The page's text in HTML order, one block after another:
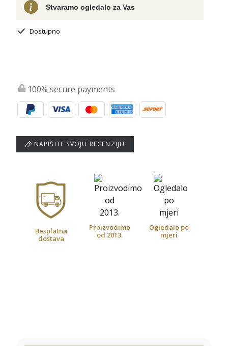
Stvaramo ogledalo za Vas
Dostupno
100% secure payments
NAPIŠITE SVOJU RECENZIJU
Besplatna
dostava
Proizvodimo
od 2013.
Ogledalo po
mjeri